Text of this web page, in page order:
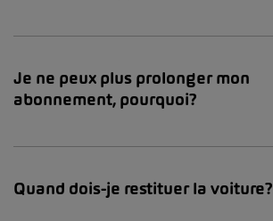
Je ne peux plus prolonger mon
abonnement, pourquoi?
Quand dois-je restituer la voiture?